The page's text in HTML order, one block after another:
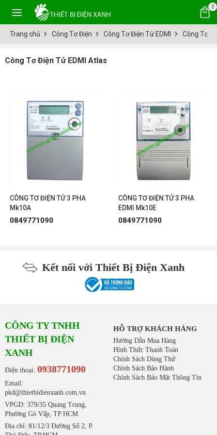
0
Trang chủ Công Tơ Điện Công Tơ Điện Tử EDMI Công Tơ
Công Tơ Điện Tử EDMI Atlas
CÔNG TƠ ĐIỆN TỬ 3 PHA
Mk10A
0849771090
CÔNG TƠ ĐIỆN TỬ 3 PHA
EDMI Mk10E
0849771090
Kết nối với Thiết Bị Điện Xanh
CÔNG TY TNHH
THIẾT BỊ ĐIỆN
XANH
Điện thoại: 0938771090
Email:
pkd@thietbidienxanh.com.vn
VPGD: 379/35 Quang Trung,
Phường Gò Vấp, TP HCM
Địa chỉ: 81/12/3 Đường Số 2, P.
HỖ TRỢ KHÁCH HÀNG
Hướng Dẫn Mua Hàng
Hình Thức Thanh Toán
Chính Sách Dùng Thử
Chính Sách Bảo Hành
Chính Sách Bảo Mật Thông Tin